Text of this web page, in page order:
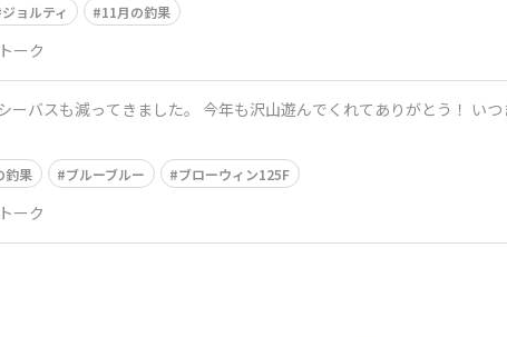
ジョルティ 11月の釣果
ーク
減ってきました。 今年も沢山遊んでくれてありがとう！ いつまでもこの
釣果 ブルーブルー ブローウィン125F
ーク